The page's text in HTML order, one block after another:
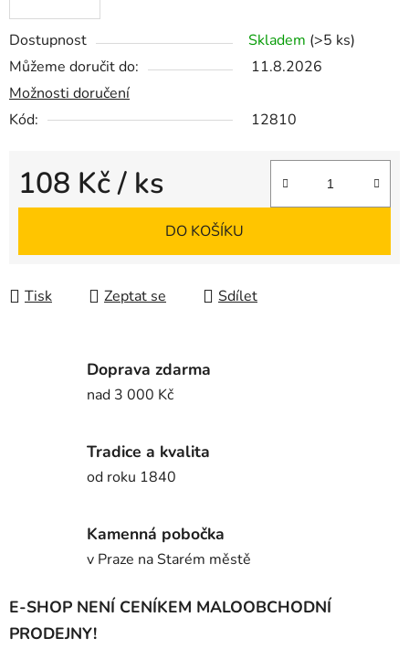
Dostupnost Skladem (>5 ks)
Můžeme doručit do:
11.8.2026
Možnosti doručení
Kód:
12810
108 Kč/ ks
Měrná cena:
DO KOŠÍKU
Tisk Zeptat se Sdílet
Doprava zdarma
nad 3 000 Kč
Tradice a kvalita
od roku 1840
Kamenná pobočka
v Praze na Starém městě
E-SHOP NENÍ CENÍKEM MALOOBCHODNÍ
PRODEJNY!